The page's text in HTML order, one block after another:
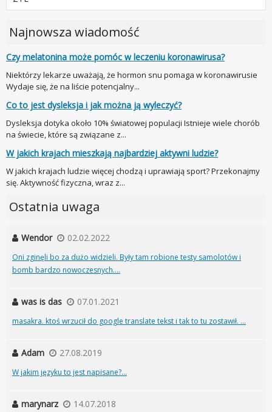
Najnowsza wiadomość
Czy melatonina może pomóc w leczeniu koronawirusa?
Niektórzy lekarze uważają, że hormon snu pomaga w koronawirusie
Wydaje się, że na liście potencjalny...
Co to jest dysleksja i jak można ją wyleczyć?
Dysleksja dotyka około 10% światowej populacji Istnieje wiele chorób
na świecie, które są związane z...
W jakich krajach mieszkają najbardziej aktywni ludzie?
W jakich krajach ludzie więcej chodzą i uprawiają sport? Przekonajmy
się. Aktywność fizyczna, wraz z...
Ostatnia uwaga
Wendor 02.02.2022
Oni zginęli bo za dużo widzieli. Były tam robione testy samolotów i
bomb bardzo nowoczesnych....
was is das 07.01.2021
masakra. ktoś wrzucił do google translate tekst i tak to tu zostawił. ...
Adam 27.08.2019
W jakim języku to jest napisane?...
marynarz 14.07.2018